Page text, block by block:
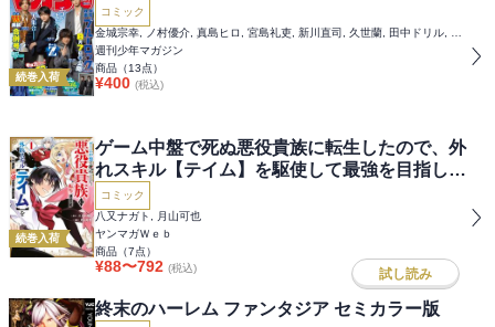
続巻入荷
コミック
週刊少年マガジン
商品（13点）
¥400 (税込)
続巻入荷
ゲーム中盤で死ぬ悪役貴族に転生したので、外
れスキル【テイム】を駆使して最強を目指して
みた
コミック
八又ナガト, 月山可也
ヤンマガＷｅｂ
商品（7点）
¥88〜792 (税込) 試し読み
終末のハーレム ファンタジア セミカラー版